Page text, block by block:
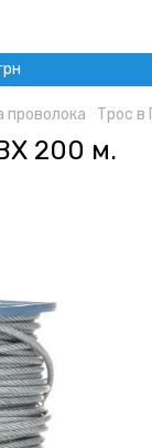
проволока Трос в
200 м.